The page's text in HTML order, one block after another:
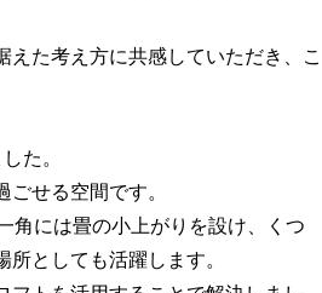
た考え方に共感していただき、こ
た。
せる空間です。
角には畳の小上がりを設け、くつ
としても活躍します。